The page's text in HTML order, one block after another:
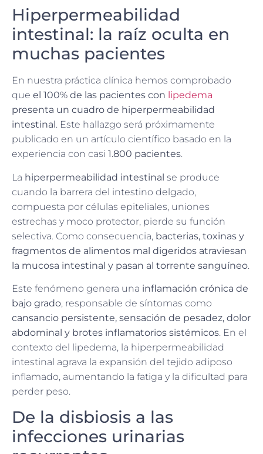
Hiperpermeabilidad
intestinal: la raíz oculta en
muchas pacientes
En nuestra práctica clínica hemos comprobado
que el 100% de las pacientes con lipedema
presenta un cuadro de hiperpermeabilidad
intestinal . Este hallazgo será próximamente
publicado en un artículo científico basado en la
experiencia con casi 1.800 pacientes.
La hiperpermeabilidad intestinal se produce
cuando la barrera del intestino delgado,
compuesta por células epiteliales, uniones
estrechas y moco protector, pierde su función
selectiva. Como consecuencia, bacterias, toxinas y
fragmentos de alimentos mal digeridos atraviesan
la mucosa intestinal y pasan al torrente sanguíneo.
Este fenómeno genera una inflamación crónica de
bajo grado, responsable de síntomas como
cansancio persistente, sensación de pesadez, dolor
abdominal y brotes inflamatorios sistémicos. En el
contexto del lipedema, la hiperpermeabilidad
intestinal agrava la expansión del tejido adiposo
inflamado, aumentando la fatiga y la dificultad para
perder peso.
De la disbiosis a las
infecciones urinarias